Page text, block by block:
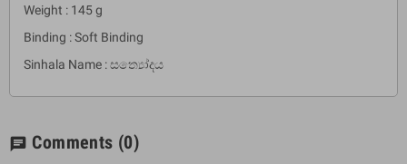
Weight : 145 g
Binding : Soft Binding
Sinhala Name : සත්‍යෝදය
chat Comments (0)